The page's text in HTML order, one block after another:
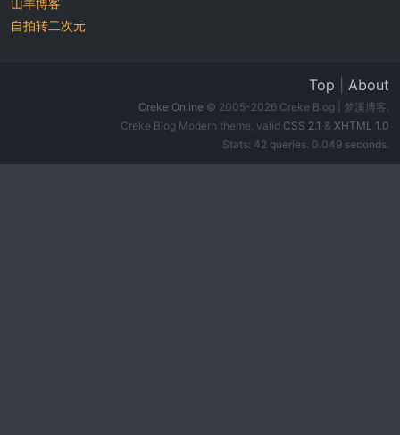
山羊博客
自拍转二次元
Top About
Creke Online © 2005-2026 Creke Blog | 梦溪博客.
Creke Blog Modern theme, valid CSS 2.1 & XHTML 1.0
Stats: 42 queries. 0.049 seconds.